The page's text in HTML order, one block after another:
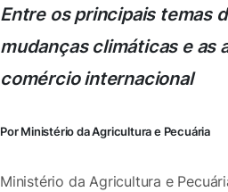
Entre os principais temas
mudanças climáticas e as
comércio internacional
Por Ministério da Agricultura e Pecuária
Ministério da Agricultura e